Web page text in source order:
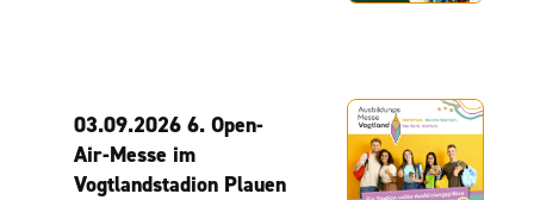
03.09.2026 6. Open-
Air-Messe im
Vogtlandstadion Plauen